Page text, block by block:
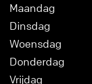
Maandag
Dinsdag
Woensdag
Donderdag
Vrijdag